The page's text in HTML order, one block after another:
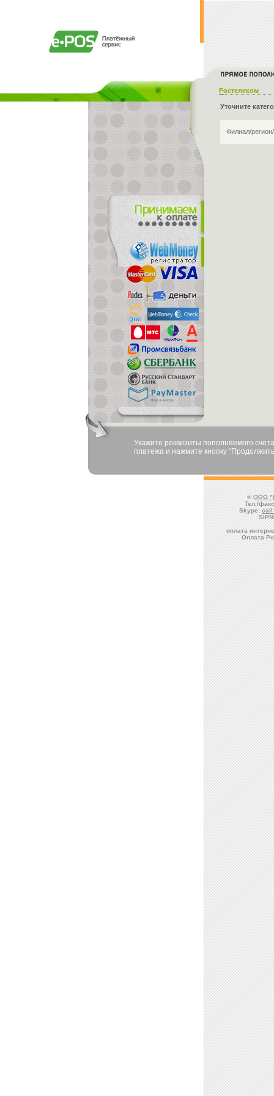
Ростелеком
Уточните
Филиал/
Укажите реквизиты пополняемого
платежа и нажмите кнопку
©ООО
Тел./
Skype:
оплата
Оплата